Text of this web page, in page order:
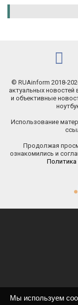
© RUAinform 2018-
актуальных новостей
и объективные
Использование
Продолжая
ознакомились и
Мы используем